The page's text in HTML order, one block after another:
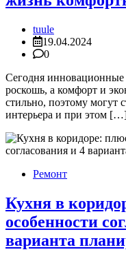
tuule
19.04.2024
0
Сегодня
роскошь, а комфорт и
стильно, поэтому могут
интерьера и при этом
Ремонт
Кухня в
особенности
варианта